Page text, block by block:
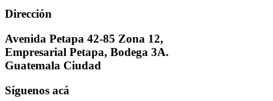
Dirección
Avenida Petapa 42-85 Zona 12,
Empresarial Petapa, Bodega 3A.
Guatemala Ciudad
Síguenos acá